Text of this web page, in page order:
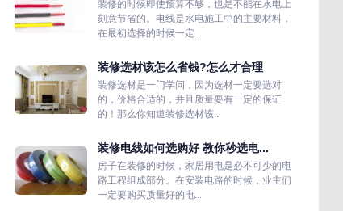
装修的时候即使预算不够，也是不能在水电上
刻意节省的。电线是水电施工中的主要材料，
在最初选择的时候一定...
装修选材该怎么省钱?怎么才合理
装修选材是一门学问，因为选材一定要选对
的，价格合适的，并且质量要有一定的保证
的！那么你知道装修选材该...
装修电线如何选购好 教你秒选电...
房子在装修的时候，家居用电是必不可少的电
路工程组成部分。在安装电路的时候，业主们
一定要购买质量好的电...